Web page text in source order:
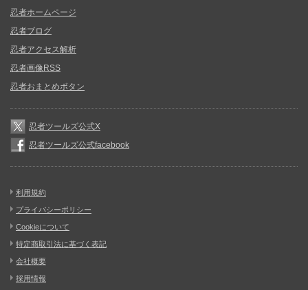
忍者ホームページ
忍者ブログ
忍者アクセス解析
忍者画像RSS
忍者おまとめボタン
忍者ツールズ公式X
忍者ツールズ公式facebook
利用規約
プライバシーポリシー
Cookieについて
特定商取引法に基づく表記
会社概要
採用情報